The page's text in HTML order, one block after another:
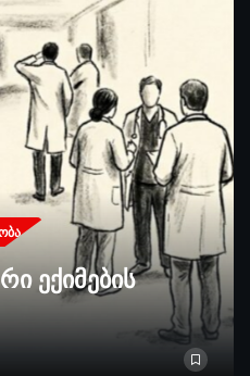
ექიმების